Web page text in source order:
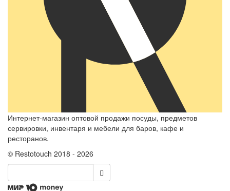
Интернет-магазин оптовой продажи посуды, предметов
сервировки, инвентаря и мебели для баров, кафе и
ресторанов.
© Restotouch 2018 - 2026